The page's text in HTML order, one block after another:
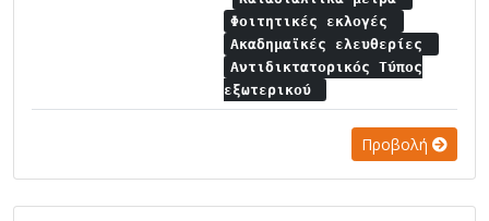
Φοιτητικές εκλογές
Ακαδημαϊκές ελευθερίες
Αντιδικτατορικός Τύπος
εξωτερικού
Προβολή